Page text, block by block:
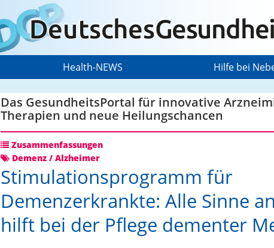
Health-NEWS Hilfe bei
Das GesundheitsPortal für innovative
Therapien und neue Heilungschancen
Zusammenfassungen
Demenz / Alzheimer
Stimulationsprogramm für
Demenzerkrankte: Alle Sinne
hilft bei der Pflege dementer